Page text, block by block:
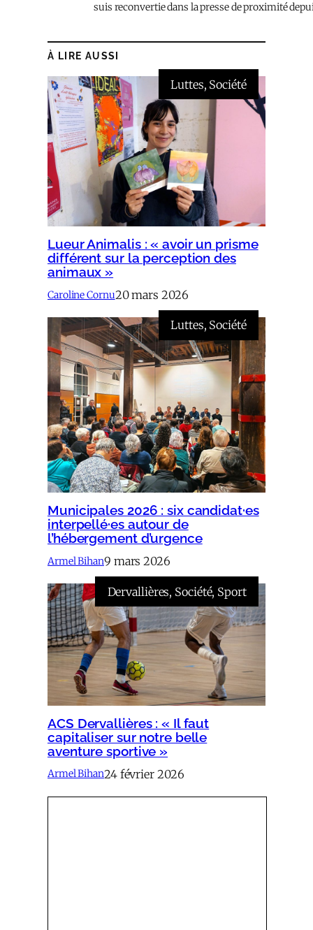
suis reconvertie dans la presse de proximité
À LIRE AUSSI
Luttes, Société
Lueur Animalis : « avoir un prisme
différent sur la perception des
animaux »
Caroline Cornu20 mars 2026
Luttes, Société
Municipales 2026 : six candidat·es
interpellé·es autour de
l’hébergement d’urgence
Armel Bihan9 mars 2026
Dervallières, Société, Sport
ACS Dervallières : « Il faut
capitaliser sur notre belle
aventure sportive »
Armel Bihan24 février 2026